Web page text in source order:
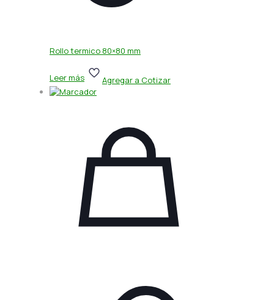
Rollo termico 80×80 mm
Leer más Agregar a Cotizar